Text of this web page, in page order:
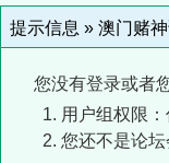
提示信息 » 澳门赌
您没有登录或者
用户组权限
您还不是论